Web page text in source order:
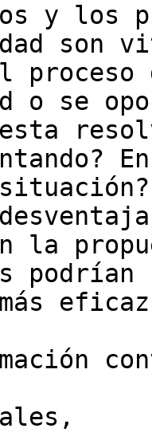
y los
son
proceso
o se
la